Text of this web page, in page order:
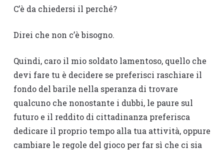
C’è da chiedersi il perché?
Direi che non c’è bisogno.
Quindi, caro il mio soldato lamentoso, quello che
devi fare tu è decidere se preferisci raschiare il
fondo del barile nella speranza di trovare
qualcuno che nonostante i dubbi, le paure sul
futuro e il reddito di cittadinanza preferisca
dedicare il proprio tempo alla tua attività, oppure
cambiare le regole del gioco per far sì che ci sia